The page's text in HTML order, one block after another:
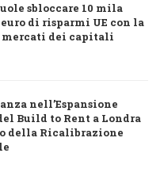
sbloccare 10 mila
di risparmi UE con la
dei capitali
nell’Espansione
Build to Rent a Londra
della Ricalibrazione